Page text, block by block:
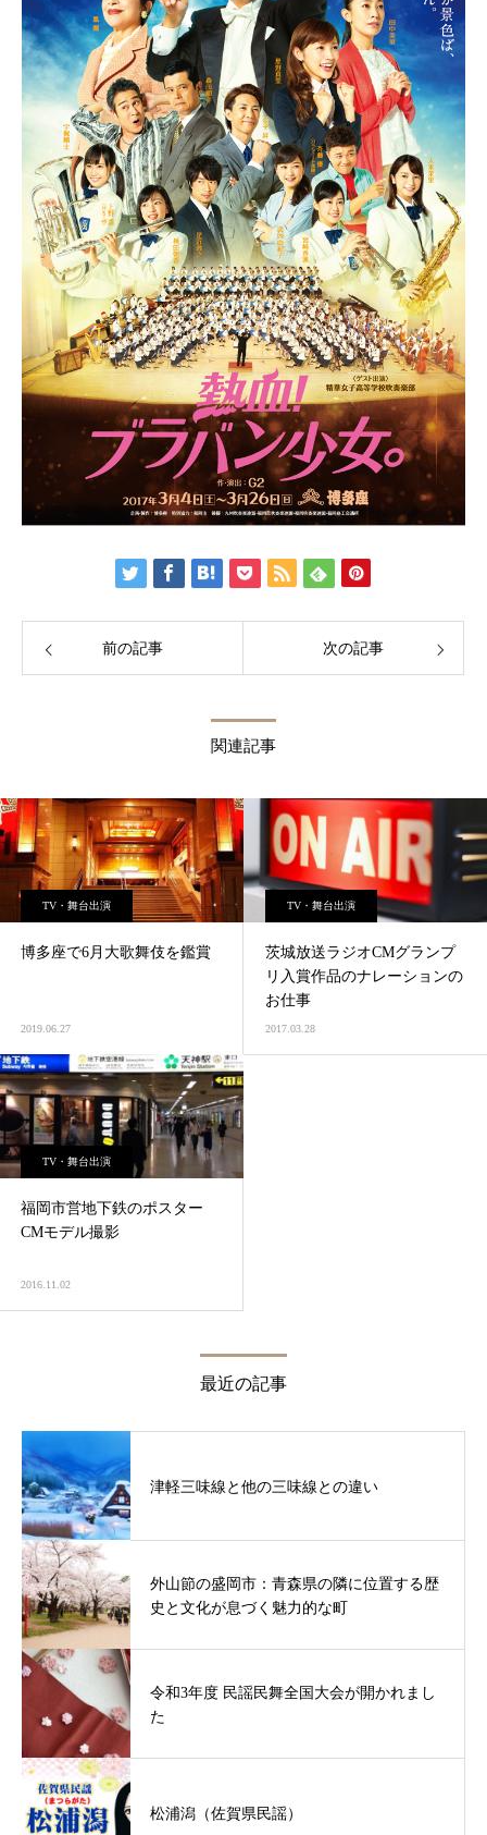
前の記事 次の記事
関連記事
TV・舞台出演
博多座で6月大歌舞伎を鑑賞
2019.06.27
TV・舞台出演
茨城放送ラジオCMグランプ
リ入賞作品のナレーションの
お仕事
2017.03.28
TV・舞台出演
福岡市営地下鉄のポスター
CMモデル撮影
2016.11.02
最近の記事
津軽三味線と他の三味線との違い
外山節の盛岡市：青森県の隣に位置する歴
史と文化が息づく魅力的な町
令和3年度 民謡民舞全国大会が開かれまし
た
松浦潟（佐賀県民謡）